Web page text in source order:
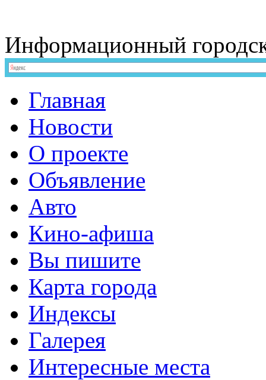
Информационный
Главная
Новости
О проекте
Объявление
Авто
Кино-афиша
Вы пишите
Карта города
Индексы
Галерея
Интересные места